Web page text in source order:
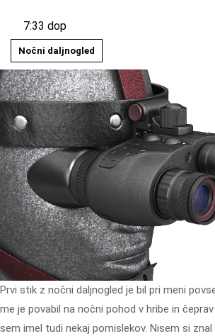
7:33 dop
Nočni daljnogled
Prvi stik z nočni daljnogled je bil pri meni povsem naključen. Prijatelj
me je povabil na nočni pohod v hribe in
sem imel tudi nekaj pomislekov. Nisem si